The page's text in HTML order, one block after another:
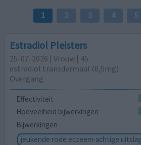
1 2 3 4 5
Estradiol Pleisters
25-07-2026 | Vrouw | 45
estradiol transdermaal (0,5mg)
Overgang
Effectiviteit
Hoeveelheid bijwerkingen
Bijwerkingen
jeukende rode eczeem-achtige